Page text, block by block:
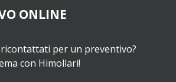
ONLINE
per un preventivo?
con Himollari!